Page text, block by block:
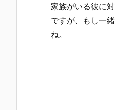
家族がいる彼に
ですが、もし一
ね。